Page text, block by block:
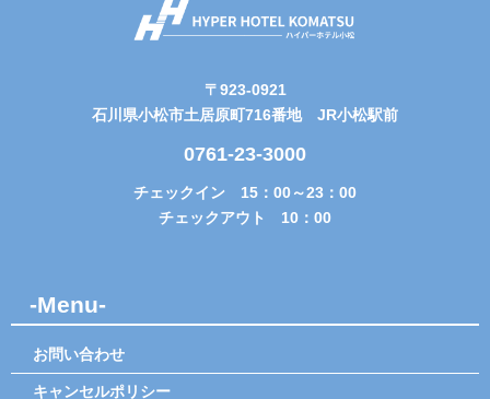
〒923-0921
石川県小松市土居原町716番地 JR小松駅前
0761-23-3000
チェックイン 15：00～23：00
チェックアウト 10：00
-Menu-
お問い合わせ
キャンセルポリシー